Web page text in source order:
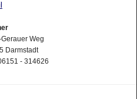
Weg
Darmstadt
- 314626